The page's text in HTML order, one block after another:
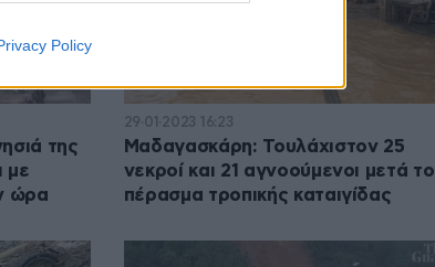
Policy
της
με
ώρα
29·01·2023 16:23
Μαδαγασκάρη: Τουλάχιστον 25
νεκροί και 21 αγνοούμενοι μετά το
πέρασμα τροπικής καταιγίδας